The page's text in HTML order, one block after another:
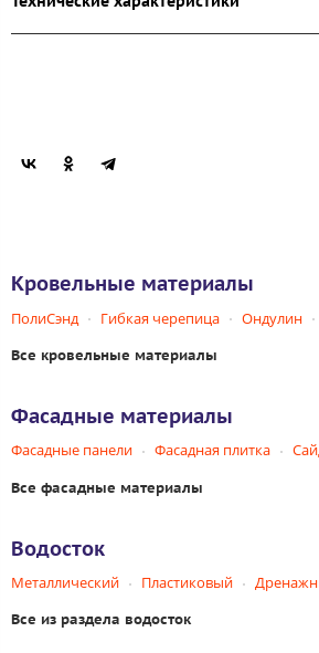
Кровельные материалы
ПолиСэнд Гибкая черепица Ондулин
Все кровельные материалы
Фасадные материалы
Фасадные панели Фасадная плитка
Все фасадные материалы
Водосток
Металлический Пластиковый
Все из раздела водосток